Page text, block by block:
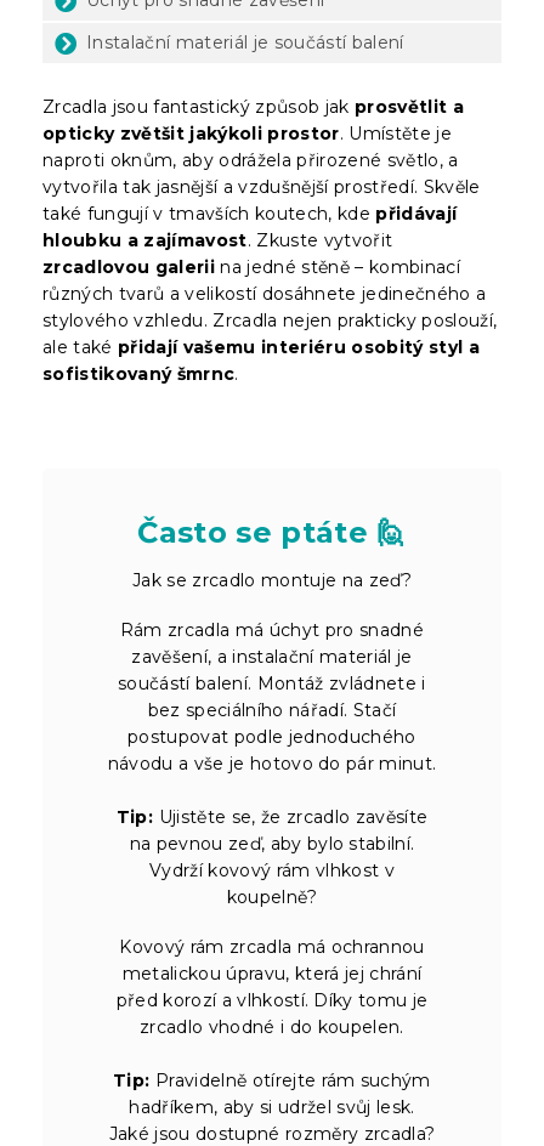
Instalační materiál je součástí balení
Zrcadla jsou fantastický způsob jak prosvětlit a
opticky zvětšit jakýkoli prostor. Umístěte je
naproti oknům, aby odrážela přirozené světlo, a
vytvořila tak jasnější a vzdušnější prostředí. Skvěle
také fungují v tmavších koutech, kde přidávají
hloubku a zajímavost. Zkuste vytvořit
zrcadlovou galerii na jedné stěně – kombinací
různých tvarů a velikostí dosáhnete jedinečného a
stylového vzhledu. Zrcadla nejen prakticky poslouží,
ale také přidají vašemu interiéru osobitý styl a
sofistikovaný šmrnc.
Často se ptáte 🙋
Jak se zrcadlo montuje na zeď?
Rám zrcadla má úchyt pro snadné
zavěšení, a instalační materiál je
součástí balení. Montáž zvládnete i
bez speciálního nářadí. Stačí
postupovat podle jednoduchého
návodu a vše je hotovo do pár minut.
Tip: Ujistěte se, že zrcadlo zavěsíte
na pevnou zeď, aby bylo stabilní.
Vydrží kovový rám vlhkost v
koupelně?
Kovový rám zrcadla má ochrannou
metalickou úpravu, která jej chrání
před korozí a vlhkostí. Díky tomu je
zrcadlo vhodné i do koupelen.
Tip: Pravidelně otírejte rám suchým
hadříkem, aby si udržel svůj lesk.
Jaké jsou dostupné rozměry zrcadla?